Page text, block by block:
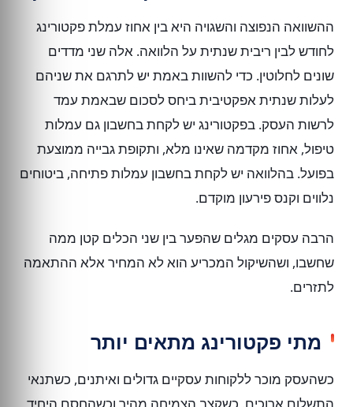
ההשוואה הנפוצה והשגויה היא בין אחוז עמלת פקטורינג
לחודש לבין ריבית שנתית על הלוואה. אלה שני מדדים
שונים לחלוטין. כדי להשוות באמת יש לתרגם את שניהם
לעלות שנתית אפקטיבית ביחס לסכום שבאמת עמד
לרשות העסק. בפקטורינג יש לקחת בחשבון גם עמלות
טיפול, אחוז מקדמה שאינו מלא, ותקופת גבייה ממוצעת
בפועל. בהלוואה יש לקחת בחשבון עמלות פתיחה, ביטוחים
נלווים וקנס פירעון מוקדם.
הרבה עסקים מגלים שהפער בין שני הכלים קטן ממה
שחשבו, ושהשיקול המכריע הוא לא המחיר אלא ההתאמה
לתזרים.
מתי פקטורינג מתאים יותר
כשהעסק מוכר ללקוחות עסקיים גדולים ואיתנים, כשתנאי